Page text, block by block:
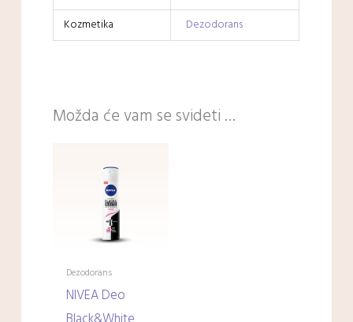
Kozmetika
Dezodorans
Možda će vam se svideti …
Dezodorans
NIVEA Deo